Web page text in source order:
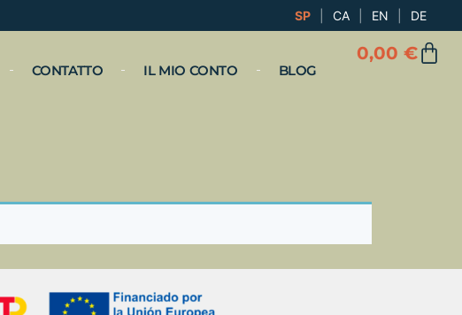
SP CA EN DE
0,00 €
CONTATTO IL MIO CONTO BLOG